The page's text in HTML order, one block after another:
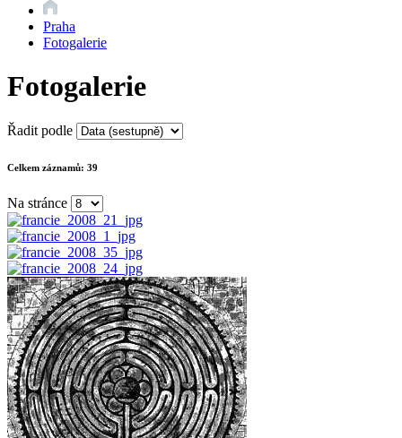
Praha
Fotogalerie
Fotogalerie
Řadit podle
Celkem záznamů: 39
Na stránce